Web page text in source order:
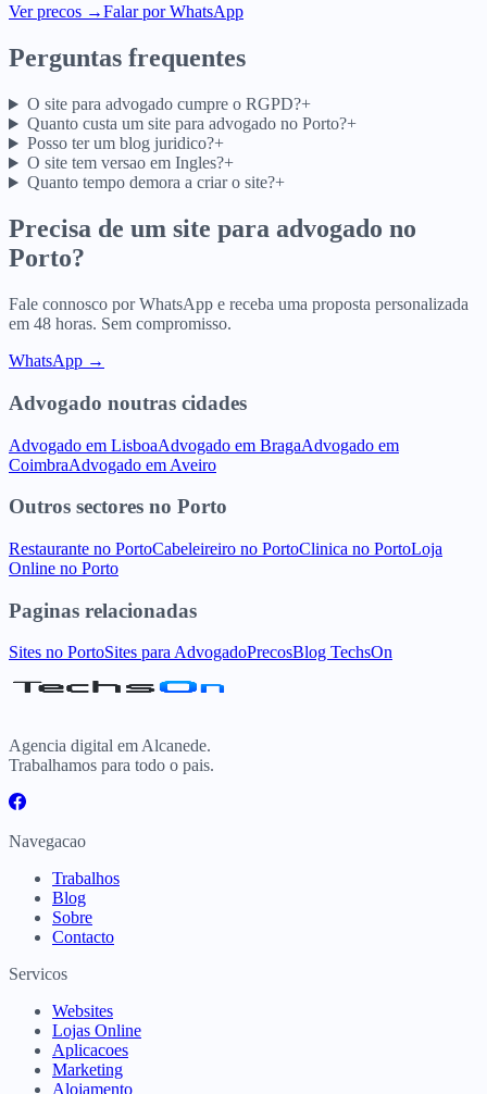
Ver precos →Falar por WhatsApp
Perguntas frequentes
O site para advogado cumpre o RGPD?+
Quanto custa um site para advogado no Porto?+
Posso ter um blog juridico?+
O site tem versao em Ingles?+
Quanto tempo demora a criar o site?+
Precisa de um site para advogado no
Porto?
Fale connosco por WhatsApp e receba uma proposta personalizada
em 48 horas. Sem compromisso.
WhatsApp →
Advogado noutras cidades
Advogado em LisboaAdvogado em BragaAdvogado em
CoimbraAdvogado em Aveiro
Outros sectores no Porto
Restaurante no PortoCabeleireiro no PortoClinica no PortoLoja
Online no Porto
Paginas relacionadas
Sites no PortoSites para AdvogadoPrecosBlog TechsOn
Agencia digital em Alcanede.
Trabalhamos para todo o pais.
Navegacao
Trabalhos
Blog
Sobre
Contacto
Servicos
Websites
Lojas Online
Aplicacoes
Marketing
Alojamento